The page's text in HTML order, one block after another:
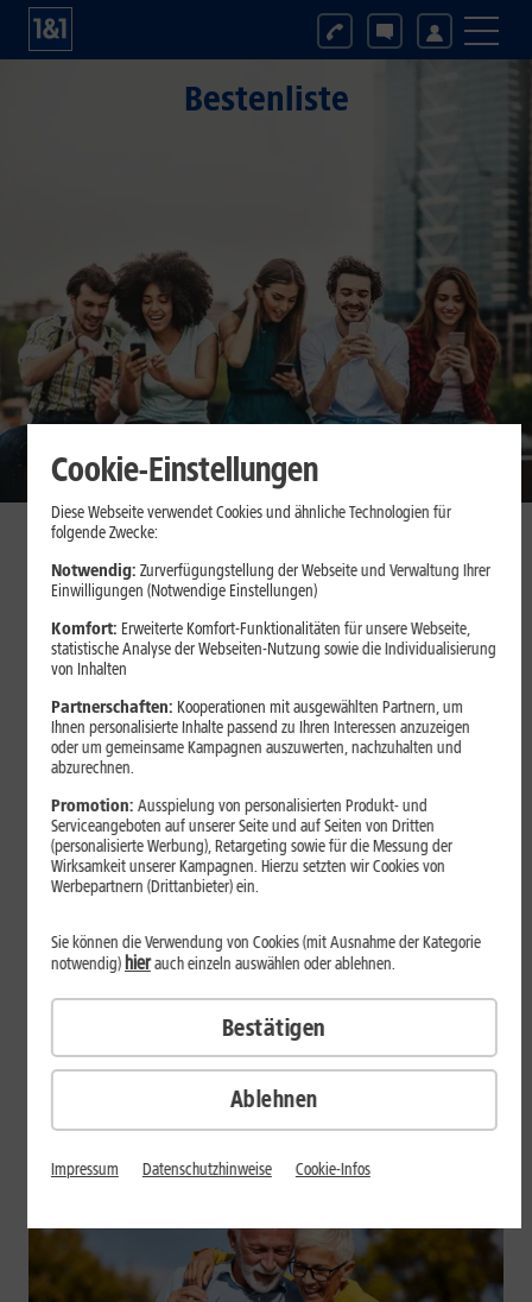
Bestenliste
Bestenliste
Smartphones mit langer
Akkulaufzeit 2026: Diese Modelle
halten im Alltag besonders lange
durch
Smartphones mit langer Akkulaufzeit sind 2026 gefragter denn
je. Der Artikel zeigt Modelle, die besonders lange durchhalten,
erklärt die wichtigsten Einflussfaktoren und vergleicht Geräte mit
großem Akku und hoher Energieeffizienz.
Mehr erfahren
Cookie-Einstellungen
Diese Webseite verwendet Cookies und ähnliche Technologien für
folgende Zwecke:
Notwendig: Zurverfügungstellung der Webseite und Verwaltung Ihrer
Einwilligungen (Notwendige Einstellungen)
Komfort: Erweiterte Komfort-Funktionalitäten für unsere Webseite,
statistische Analyse der Webseiten-Nutzung sowie die Individualisierung
von Inhalten
Partnerschaften: Kooperationen mit ausgewählten Partnern, um
Ihnen personalisierte Inhalte passend zu Ihren Interessen anzuzeigen
oder um gemeinsame Kampagnen auszuwerten, nachzuhalten und
abzurechnen.
Promotion: Ausspielung von personalisierten Produkt- und
Serviceangeboten auf unserer Seite und auf Seiten von Dritten
(personalisierte Werbung), Retargeting sowie für die Messung der
Wirksamkeit unserer Kampagnen. Hierzu setzten wir Cookies von
Werbepartnern (Drittanbieter) ein.
Ablehnen
Sie können die Verwendung von Cookies (mit Ausnahme der Kategorie
notwendig) hierauch einzeln auswählen oder ablehnen.
Bestätigen
Impressum Datenschutzhinweise Cookie-Infos